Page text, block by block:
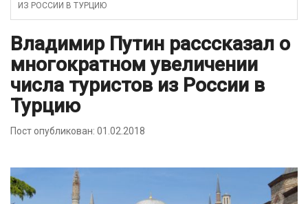
ИЗ РОССИИ В ТУРЦИЮ
Владимир Путин расссказал о
многократном увеличении
числа туристов из России в
Турцию
Пост опубликован: 01.02.2018